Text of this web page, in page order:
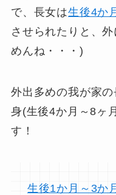
で、長女は生後4か
させられたりと、
めんね・・・)
外出多めの我が家
身(生後4か月～8ヶ
す！
生後1か月～3か